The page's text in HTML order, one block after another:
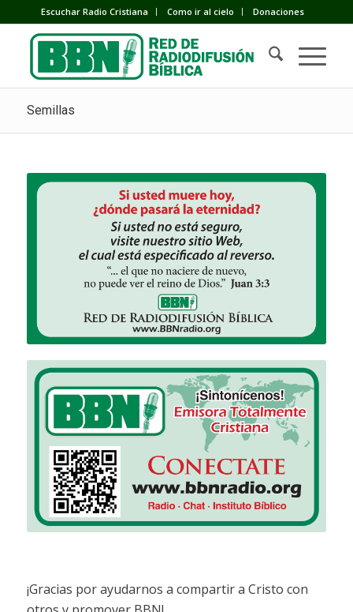
Escuchar Radio Cristiana Como ir al cielo Donaciones
Semillas
¡Gracias por ayudarnos a compartir a Cristo con